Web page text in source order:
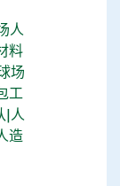
人
料
场
工
|人
造